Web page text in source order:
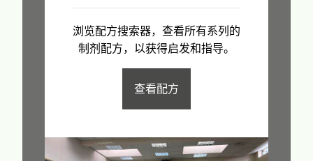
浏览配方搜索器，查看所有系列的
制剂配方，以获得启发和指导。
查看配方